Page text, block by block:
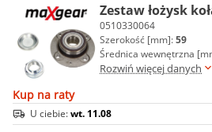
Zestaw łożysk
0510330064
Szerokość [mm]:59
Średnica wewnętrzna
Rozwiń więcej danych
Kup na raty
U ciebie:wt. 11.08